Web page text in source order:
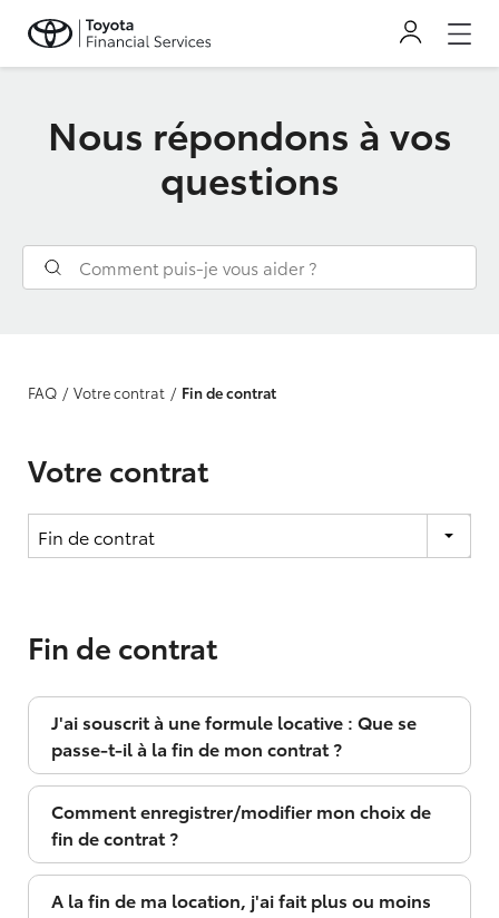
Nous répondons à vos
questions
FAQ Votre contrat Fin de contrat
Votre contrat
Fin de contrat
J'ai souscrit à une formule locative : Que se
passe-t-il à la fin de mon contrat ?
Comment enregistrer/modifier mon choix de
fin de contrat ?
A la fin de ma location, j'ai fait plus ou moins